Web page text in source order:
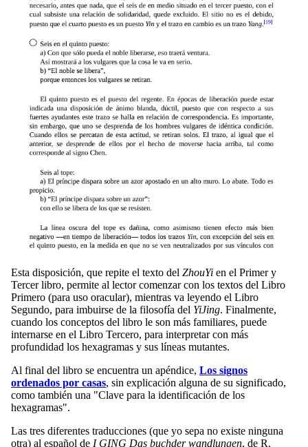
Esta disposición, que repite el texto del ZhouYi en el Primer y
Tercer libro, permite al lector comenzar con los textos del Libro
Primero (para uso oracular), mientras va leyendo el Libro
Segundo, para imbuirse de la filosofía del YiJing. Finalmente,
cuando los conceptos del libro le son más familiares, puede
internarse en el Libro Tercero, para interpretar con más
profundidad los hexagramas y sus líneas mutantes.
Al final del libro se encuentra un apéndice, Los signos
ordenados por casas, sin explicación alguna de su significado,
como también una "Clave para la identificación de los
hexagramas".
Las tres diferentes traducciones (que yo sepa no existe ninguna
otra) al español de I GING Das buchder wandlungen, de R.